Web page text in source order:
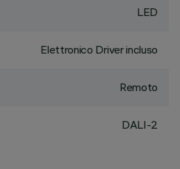
LED
Elettronico Driver incluso
Remoto
DALI-2